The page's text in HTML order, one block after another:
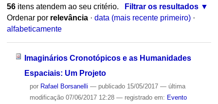
56itens atendem ao seu critério.
Filtrar os resultados
Ordenar por relevância · data (mais recente primeiro) ·
alfabeticamente
Imaginários Cronotópicos e as Humanidades
Espaciais: Um Projeto
por Rafael Borsanelli — publicado15/05/2017 — última
modificação07/06/2017 12:28 — registrado em: Evento